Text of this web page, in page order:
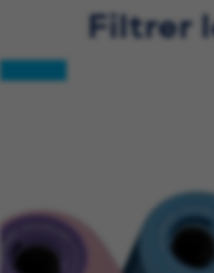
Filtrer